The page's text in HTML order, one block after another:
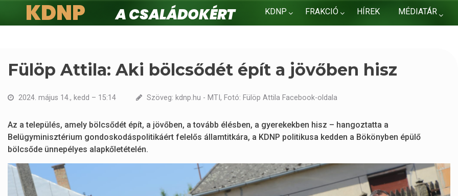
KDNP FRAKCIÓ HÍREK MÉDIATÁR
KDNP
A családokért.
Fülöp Attila: Aki bölcsődét épít a jövőben hisz
2024. május 14., kedd – 15:14 Szöveg: kdnp.hu - MTI, Fotó: Fülöp Attila Facebook-oldala
Az a település, amely bölcsődét épít, a jövőben, a tovább élésben, a gyerekekben hisz – hangoztatta a
Belügyminisztérium gondoskodáspolitikáért felelős államtitkára, a KDNP politikusa kedden a Bökönyben épülő
bölcsőde ünnepélyes alapkőletételén.